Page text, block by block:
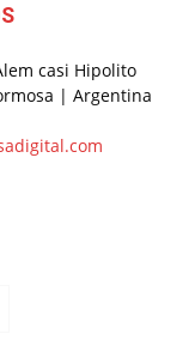
casi Hipolito
| Argentina